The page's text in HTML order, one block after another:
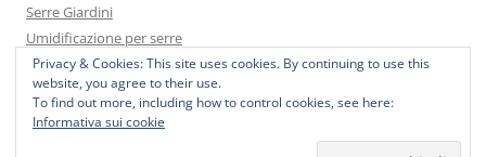
Serre Giardini
Umidificazione per serre
Privacy & Cookies: This site uses cookies. By continuing to use this
website, you agree to their use.
To find out more, including how to control cookies, see here:
Informativa sui cookie